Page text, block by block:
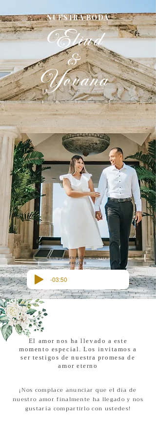
NUESTRA BODA
Eliud
&
Yovana
Clic para escuchar nuestra
canción
-03:50
El amor nos ha llevado a este
momento especial. Los invitamos a
ser testigos de nuestra promesa de
amor eterno
¡Nos complace anunciar que el día de
nuestro amor finalmente ha llegado y nos
gustaría compartirlo con ustedes!